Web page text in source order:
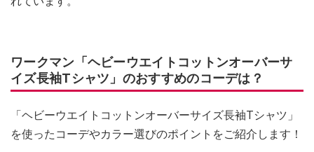
ワークマン「ヘビーウエイトコットンオーバーサ
イズ長袖Tシャツ」のおすすめのコーデは？
「ヘビーウエイトコットンオーバーサイズ長袖Tシャツ」
を使ったコーデやカラー選びのポイントをご紹介します！